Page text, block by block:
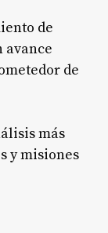
de
avance
de
más
y misiones